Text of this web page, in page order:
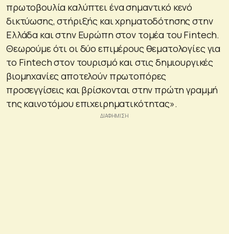
πρωτοβουλία καλύπτει ένα σημαντικό κενό
δικτύωσης, στήριξής και χρηματοδότησης στην
Ελλάδα και στην Ευρώπη στον τομέα του Fintech.
Θεωρούμε ότι οι δύο επιμέρους θεματολογίες για
το Fintech στον τουρισμό και στις δημιουργικές
βιομηχανίες αποτελούν πρωτοπόρες
προσεγγίσεις και βρίσκονται στην πρώτη γραμμή
της καινοτόμου επιχειρηματικότητας».